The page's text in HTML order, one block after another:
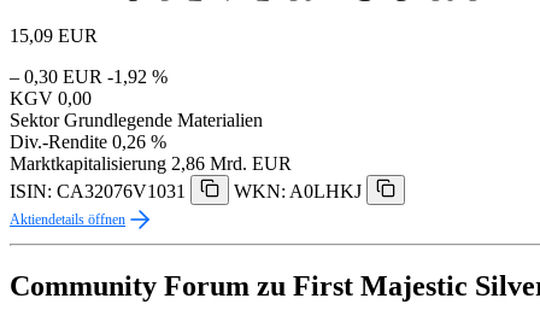
15,09 EUR
– 0,30 EUR -1,92 %
KGV 0,00
Sektor Grundlegende Materialien
Div.-Rendite 0,26 %
Marktkapitalisierung 2,86 Mrd. EUR
ISIN: CA32076V1031
WKN: A0LHKJ
Aktiendetails öffnen
Community Forum zu First Majestic